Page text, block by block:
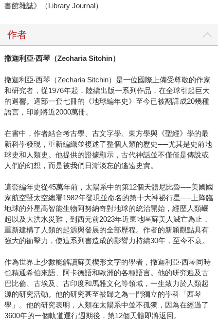
書館雜誌》（Library Journal）
作者
撒迦利亞‧西琴（Zecharia Sitchin）
撒迦利亞‧西琴（Zecharia Sitchin）是一位國際上備受尊敬的作家
和研究者，從1976年起，陸續出版一系列作品，在全球引起巨大
的迴響。這部一套七冊的《地球編年史》至今已被翻譯成20幾種
語言，印刷將近2000萬冊。
在書中，作者結合考古學、古文字學、東方學與《聖經》學的最
新科學發現，重新編織並複述了整個人類的歷史──尤其是史前地
球史和人類史。他提供的證據顯示，古代神話並不僅僅是傳說或
人們的幻想，而是被我們日漸淡忘的遙遠史實。
這套編年史從45萬年前，太陽系中的第12個天體尼比魯──美國國
家航空暨太空總署1982年發現並命名的第十大神祕行星──上降臨
地球的外星高智能生物阿努納奇對地球的統治開始，經歷人類崛
起以及大洪水災難，到西元前2023年近東地區蘇美人滅亡為止，
重新建構了人類的起源與發展的全部歷程。作者的新穎觀點具有
強大的衝擊力，使這系列書造成的影響力持續30年，至今不衰。
作為世界上少數能解讀蘇美楔形文字的學者，撒迦利亞‧西琴同時
也精通希伯來語、阿卡德語和歐洲的各種語言。他的研究遍及古
巴比倫、古埃及、古印度和馬雅文化等領域，一生致力於人類起
源的研究活動。他的研究甚至被歸之為一門獨立的學科「西琴
學」。他的研究表明，人類在太陽系中並不孤獨，因為在經過了
3600年的一個軌道運行週期後，第12個天體即將返回。